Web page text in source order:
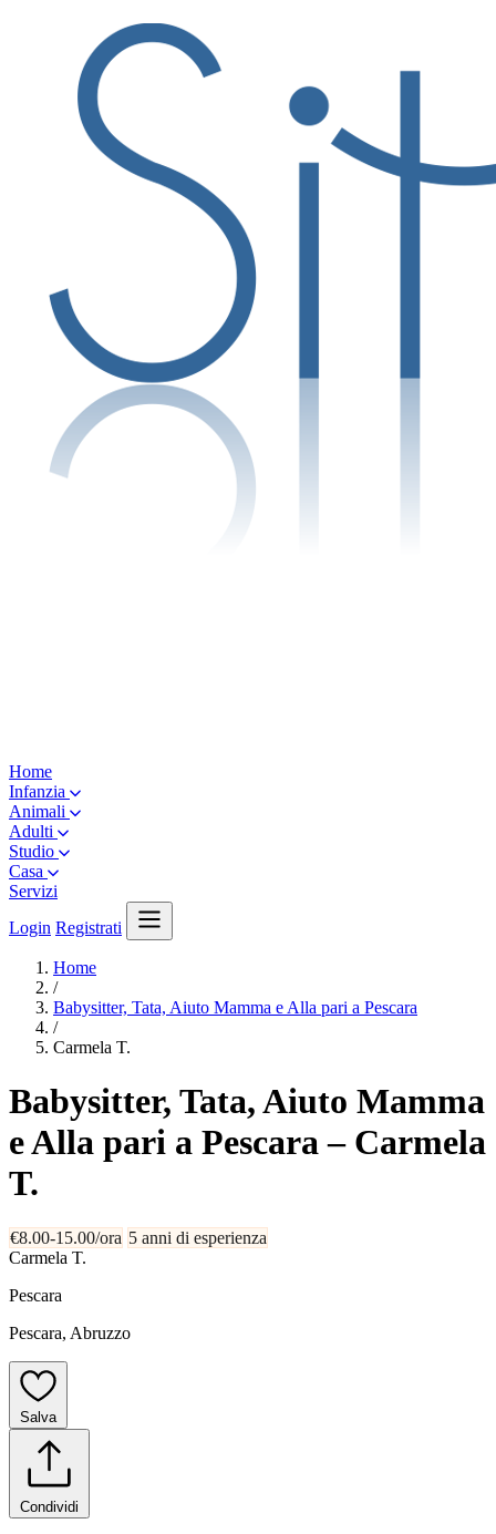
Home
Infanzia
Animali
Adulti
Studio
Casa
Servizi
Login Registrati
Home
/
Babysitter, Tata, Aiuto Mamma e Alla pari a Pescara
/
Carmela T.
Babysitter, Tata, Aiuto Mamma
e Alla pari a Pescara– Carmela
T.
€8.00-15.00/ora 5 anni di esperienza
Carmela T.
Pescara
Pescara, Abruzzo
Salva
Condividi